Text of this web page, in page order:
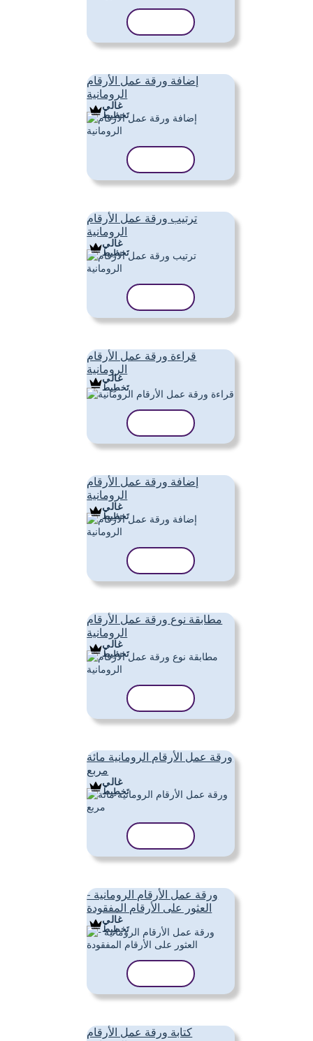
إضافة ورقة عمل الأرقام
الرومانية
غالي
تَخطِيط
ترتيب ورقة عمل الأرقام
الرومانية
غالي
تَخطِيط
قراءة ورقة عمل الأرقام
الرومانية
غالي
تَخطِيط
إضافة ورقة عمل الأرقام
الرومانية
غالي
تَخطِيط
مطابقة نوع ورقة عمل الأرقام
الرومانية
غالي
تَخطِيط
ورقة عمل الأرقام الرومانية مائة
مربع
غالي
تَخطِيط
ورقة عمل الأرقام الرومانية -
العثور على الأرقام المفقودة
غالي
تَخطِيط
كتابة ورقة عمل الأرقام